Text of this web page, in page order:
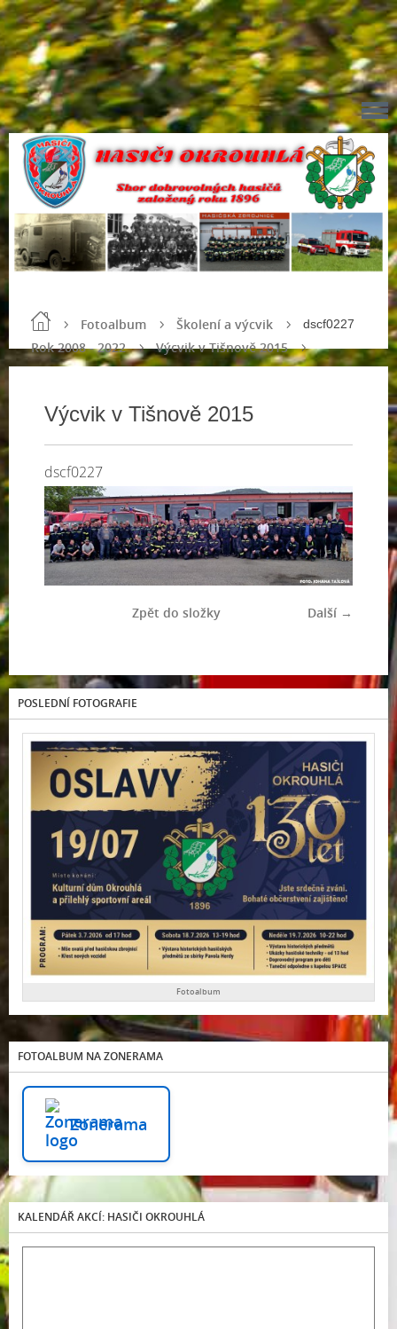
Fotoalbum
Školení a výcvik
Rok 2008 - 2022
Výcvik v Tišnově 2015
dscf0227
Výcvik v Tišnově 2015
dscf0227
Další →
Zpět do složky
POSLEDNÍ FOTOGRAFIE
Fotoalbum
FOTOALBUM NA ZONERAMA
Zonerama
KALENDÁŘ AKCÍ: HASIČI OKROUHLÁ